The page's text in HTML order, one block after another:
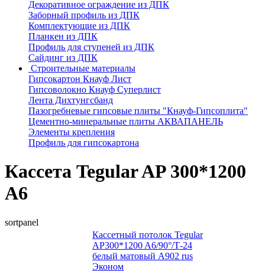
Декоративное ограждение из ДПК
Заборный профиль из ДПК
Комплектующие из ДПК
Планкен из ДПК
Профиль для ступеней из ДПК
Сайдинг из ДПК
Строительные материалы
Гипсокартон Кнауф Лист
Гипсоволокно Кнауф Суперлист
Лента Дихтунгсбанд
Пазогребневые гипсовые плиты "Кнауф-Гипсоплита"
Цементно-минеральные плиты АКВАПАНЕЛЬ
Элементы крепления
Профиль для гипсокартона
Кассета Tegular AP 300*1200
А6
sortpanel
Кассетный потолок Tegular
AP300*1200 A6/90°/Т-24
белый матовый А902 rus
Эконом